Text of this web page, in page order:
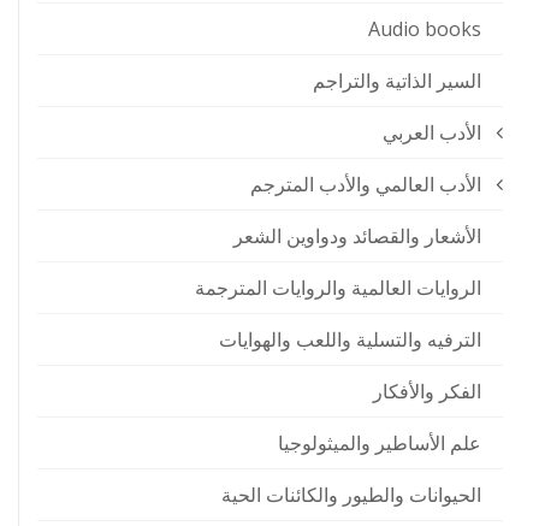
Audio books
السير الذاتية والتراجم
الأدب العربي
الأدب العالمي والأدب المترجم
الأشعار والقصائد ودواوين الشعر
الروايات العالمية والروايات المترجمة
الترفيه والتسلية واللعب والهوايات
الفكر والأفكار
علم الأساطير والميثولوجيا
الحيوانات والطيور والكائنات الحية